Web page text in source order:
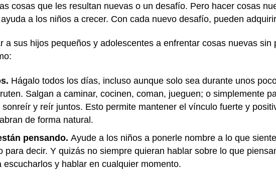
cosas que les resultan nuevas o un desafío. Pero hacer cosas
a los niños a crecer. Con cada nuevo desafío, pueden
a sus hijos pequeños y adolescentes a enfrentar cosas nuevas sin
Hágalo todos los días, incluso aunque solo sea durante unos
Salgan a caminar, cocinen, coman, jueguen; o simplemente
y reír juntos. Esto permite mantener el vínculo fuerte y
de forma natural.
pensando. Ayude a los niños a ponerle nombre a lo que
para decir. Y quizás no siempre quieran hablar sobre lo que
escucharlos y hablar en cualquier momento.